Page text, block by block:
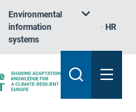
Environmental
information
systems
HR